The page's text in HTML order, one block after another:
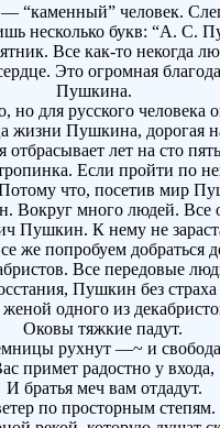
человек.
несколько букв: “А. С.
Все как-то некогда
Это огромная
Пушкина.
для русского
жизни Пушкина, дорогая
лет на сто
Если пройти по
что, посетив мир
Вокруг много людей. Все
К нему не
же попробуем добраться
Все
Пушкин без
одного из
Оковы тяжкие падут.
рухнут —~ и свобода
примет радостно у входа,
братья меч вам отдадут.
по просторным